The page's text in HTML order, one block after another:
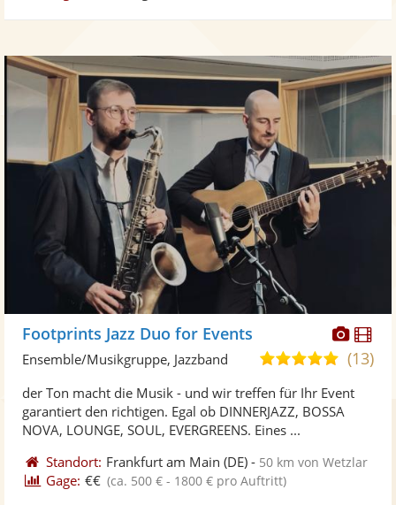
Fotos
Footprints Jazz Duo for Events
5,0
5
(13)
Ensemble/Musikgruppe, Jazzband
der Ton macht die Musik - und wir treffen für Ihr Event
garantiert den richtigen. Egal ob DINNERJAZZ, BOSSA
NOVA, LOUNGE, SOUL, EVERGREENS. Eines ...
Standort: Frankfurt am Main (DE) - 50 km von Wetzlar
Gage: €€ (ca. 500 € - 1800 € pro Auftritt)